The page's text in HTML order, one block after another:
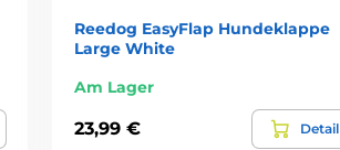
Reedog EasyFlap Hundeklappe
Large White
Am Lager
23,99 € Detail